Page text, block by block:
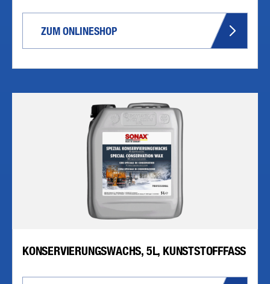
ZUM ONLINESHOP
KONSERVIERUNGSWACHS, 5L, KUNSTSTOFFFASS